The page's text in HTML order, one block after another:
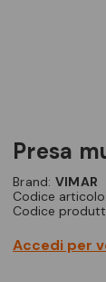
presa
Brand: VIMAR
Codice articolo:
Codice
Accedi per